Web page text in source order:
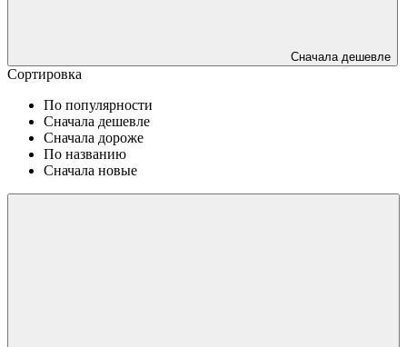
Сначала дешевле
Сортировка
По популярности
Сначала дешевле
Сначала дороже
По названию
Сначала новые